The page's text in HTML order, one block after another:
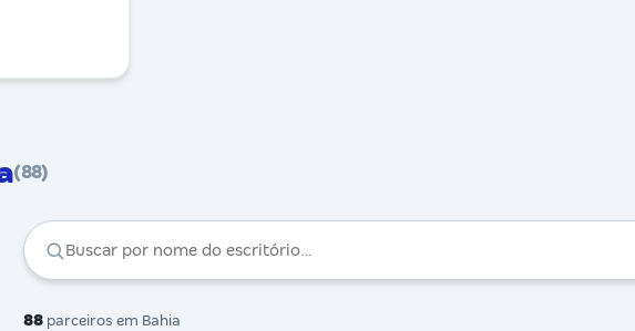
(88)
88 parceiros em Bahia